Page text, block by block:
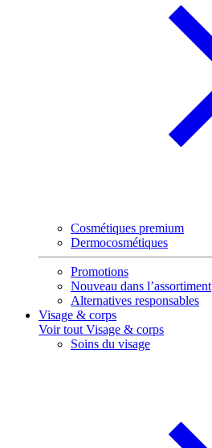
Cosmétiques premium
Dermocosmétiques
Promotions
Nouveau dans l’assortiment
Alternatives responsables
Visage & corps
Voir tout Visage & corps
Soins du visage